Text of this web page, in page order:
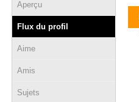
Aperçu
Flux du profil
Aime
Amis
Sujets